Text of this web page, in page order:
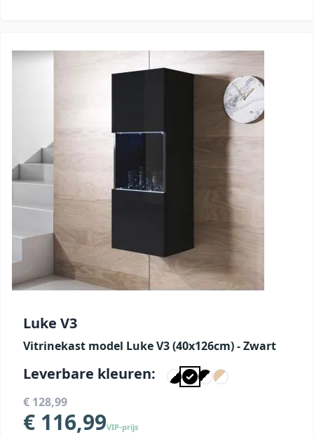
Luke V3
Vitrinekast model Luke V3 (40x126cm) - Zwart
Leverbare kleuren:
€ 128,99
€ 116,99VIP-prijs